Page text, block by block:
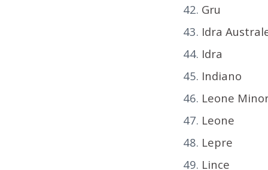
Gru
Idra
Idra
Indiano
Leone
Leone
Lepre
Lince